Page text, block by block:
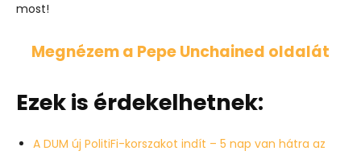
most!
Megnézem a Pepe Unchained oldalát
Ezek is érdekelhetnek:
A DUM új PolitiFi-korszakot indít – 5 nap van hátra az